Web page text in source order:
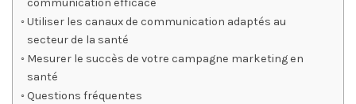
communication efficace
Utiliser les canaux de communication adaptés au
secteur de la santé
Mesurer le succès de votre campagne marketing en
santé
Questions fréquentes